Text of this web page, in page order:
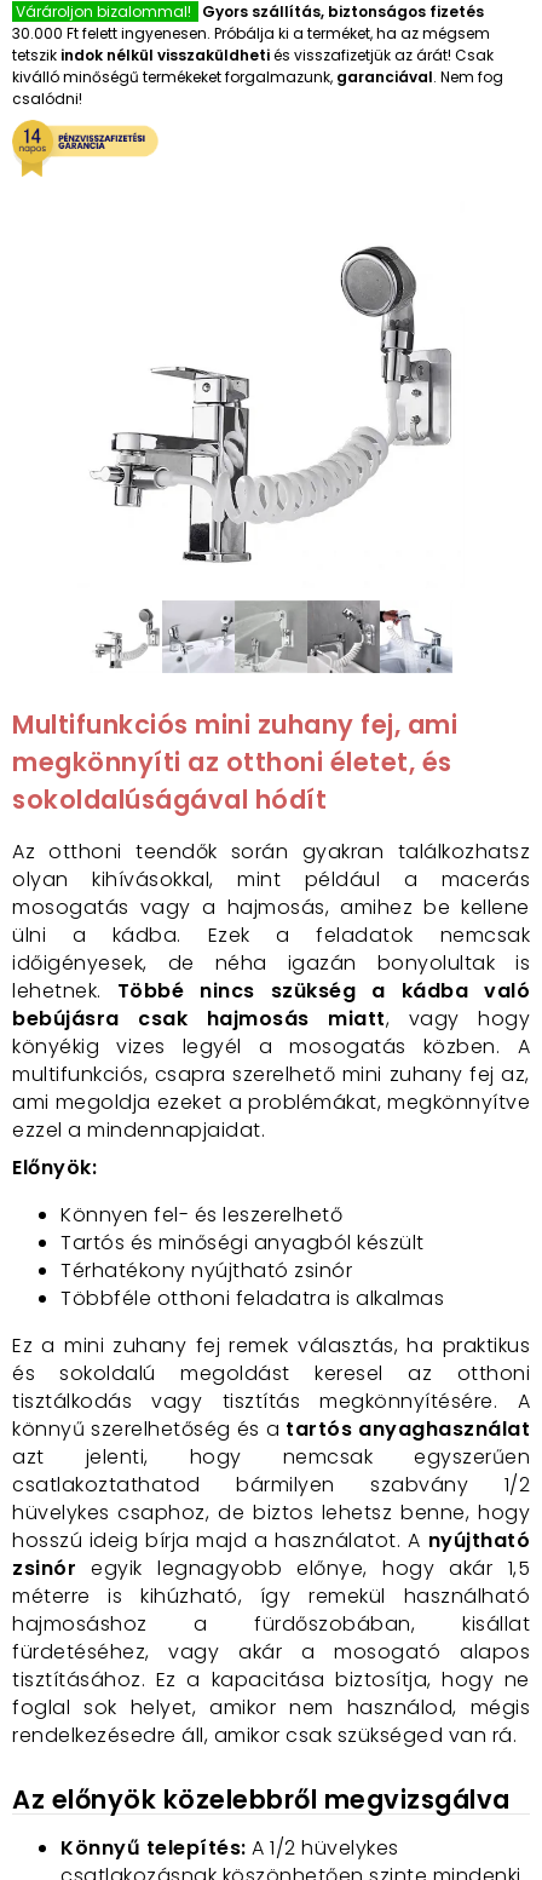
Várároljon bizalommal!
Gyors szállítás, biztonságos fizetés
30.000 Ft felett ingyenesen. Próbálja ki a terméket, ha az mégsem
tetszik indok nélkül visszaküldhetiés visszafizetjük az árát! Csak
kiválló minőségű termékeket forgalmazunk, garanciával. Nem fog
csalódni!
Multifunkciós mini zuhany fej, ami
megkönnyíti az otthoni életet, és
sokoldalúságával hódít
Az otthoni teendők során gyakran találkozhatsz
olyan kihívásokkal, mint például a macerás
mosogatás vagy a hajmosás, amihez be kellene
ülni a kádba. Ezek a feladatok nemcsak
időigényesek, de néha igazán bonyolultak is
lehetnek. Többé nincs szükség a kádba való
bebújásra csak hajmosás miatt, vagy hogy
könyékig vizes legyél a mosogatás közben. A
multifunkciós, csapra szerelhető mini zuhany fej az,
ami megoldja ezeket a problémákat, megkönnyítve
ezzel a mindennapjaidat.
Előnyök:
Könnyen fel- és leszerelhető
Tartós és minőségi anyagból készült
Térhatékony nyújtható zsinór
Többféle otthoni feladatra is alkalmas
Ez a mini zuhany fej remek választás, ha praktikus
és sokoldalú megoldást keresel az otthoni
tisztálkodás vagy tisztítás megkönnyítésére. A
könnyű szerelhetőség és a tartós anyaghasználat
azt jelenti, hogy nemcsak egyszerűen
csatlakoztathatod bármilyen szabvány 1/2
hüvelykes csaphoz, de biztos lehetsz benne, hogy
hosszú ideig bírja majd a használatot. A nyújtható
zsinór egyik legnagyobb előnye, hogy akár 1,5
méterre is kihúzható, így remekül használható
hajmosáshoz a fürdőszobában, kisállat
fürdetéséhez, vagy akár a mosogató alapos
tisztításához. Ez a kapacitása biztosítja, hogy ne
foglal sok helyet, amikor nem használod, mégis
rendelkezésedre áll, amikor csak szükséged van rá.
Az előnyök közelebbről megvizsgálva
Könnyű telepítés: A 1/2 hüvelykes